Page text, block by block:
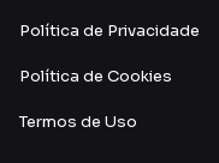
Política de Privacidade
Política de Cookies
Termos de Uso